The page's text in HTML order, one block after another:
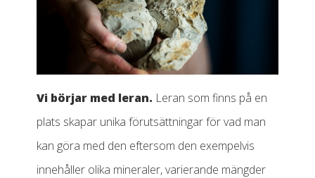
Vi börjar med leran. Leran som finns på en
plats skapar unika förutsättningar för vad man
kan göra med den eftersom den exempelvis
innehåller olika mineraler, varierande mängder